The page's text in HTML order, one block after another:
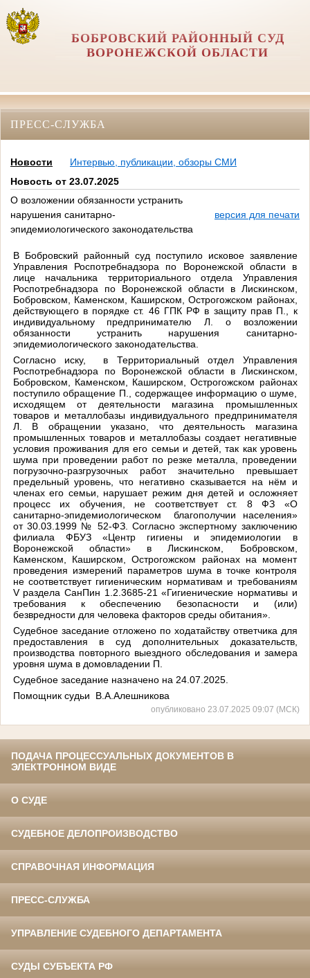
БОБРОВСКИЙ РАЙОННЫЙ СУД
ВОРОНЕЖСКОЙ ОБЛАСТИ
ПРЕСС-СЛУЖБА
Новости
Интервью, публикации, обзоры СМИ
Новость от 23.07.2025
О возложении обязанности устранить
нарушения санитарно-
эпидемиологического законодательства
версия для печати
В Бобровский районный суд поступило исковое заявление
Управления Роспотребнадзора по Воронежской области в
лице начальника территориального отдела Управления
Роспотребнадзора по Воронежской области в Лискинском,
Бобровском, Каменском, Каширском, Острогожском районах,
действующего в порядке ст. 46 ГПК РФ в защиту прав П., к
индивидуальному предпринимателю Л. о возложении
обязанности устранить нарушения санитарно-
эпидемиологического законодательства.
Согласно иску, в Территориальный отдел Управления
Роспотребнадзора по Воронежской области в Лискинском,
Бобровском, Каменском, Каширском, Острогожском районах
поступило обращение П., содержащее информацию о шуме,
исходящем от деятельности магазина промышленных
товаров и металлобазы индивидуального предпринимателя
Л. В обращении указано, что деятельность магазина
промышленных товаров и металлобазы создает негативные
условия проживания для его семьи и детей, так как уровень
шума при проведении работ по резке металла, проведении
погрузочно-разгрузочных работ значительно превышает
предельный уровень, что негативно сказывается на нём и
членах его семьи, нарушает режим дня детей и осложняет
процесс их обучения, не соответствует ст. 8 ФЗ «О
санитарно-эпидемиологическом благополучии населения»
от 30.03.1999 № 52-ФЗ. Согласно экспертному заключению
филиала ФБУЗ «Центр гигиены и эпидемиологии в
Воронежской области» в Лискинском, Бобровском,
Каменском, Каширском, Острогожском районах на момент
проведения измерений параметров шума в точке контроля
не соответствует гигиеническим нормативам и требованиям
V раздела СанПин 1.2.3685-21 «Гигиенические нормативы и
требования к обеспечению безопасности и (или)
безвредности для человека факторов среды обитания».
Судебное заседание отложено по ходатайству ответчика для
предоставления в суд дополнительных доказательств,
производства повторного выездного обследования и замера
уровня шума в домовладении П.
Судебное заседание назначено на 24.07.2025.
Помощник судьи В.А.Алешникова
опубликовано 23.07.2025 09:07 (МСК)
ПОДАЧА ПРОЦЕССУАЛЬНЫХ ДОКУМЕНТОВ В
ЭЛЕКТРОННОМ ВИДЕ
О СУДЕ
СУДЕБНОЕ ДЕЛОПРОИЗВОДСТВО
СПРАВОЧНАЯ ИНФОРМАЦИЯ
ПРЕСС-СЛУЖБА
УПРАВЛЕНИЕ СУДЕБНОГО ДЕПАРТАМЕНТА
СУДЫ СУБЪЕКТА РФ